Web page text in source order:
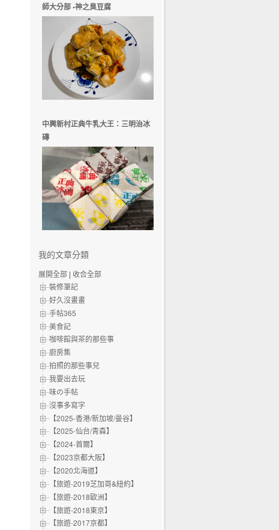
師大分部 •神之臭豆腐
中興新村正典牛乳大王：三明治冰
磚
我的文章分類
展開全部 | 收合全部
裝修筆記
好久沒畫畫
手帖365
美食記
咖啡館與茶的那些事
廚房集
拍照的那些事兒
我要出去玩
味の手帖‬
沒事多寫字
【2025-香港/新加坡/曼谷】
【2025-仙台/青森】
【2024-首爾】
【2023京都大阪】
【2020北海道】
【旅遊-2019芝加哥&紐約】
【旅遊-2018歐洲】
【旅遊-2018東京】
【旅遊-2017京都】